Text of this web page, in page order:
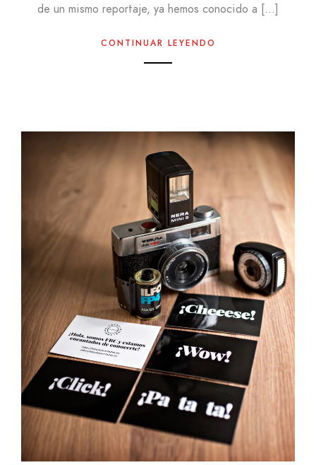
de un mismo reportaje, ya hemos conocido a […]
CONTINUAR LEYENDO